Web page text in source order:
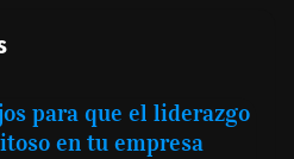
para que el liderazgo
en tu empresa